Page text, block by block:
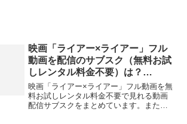
映画「ライアー×ライアー」フル
動画を配信のサブスク（無料お試
しレンタル料金不要）は？
Dailymotionで見れる？
映画「ライアー×ライアー」フル動画を無
料お試しレンタル料金不要で見れる動画
配信サブスクをまとめています。また、